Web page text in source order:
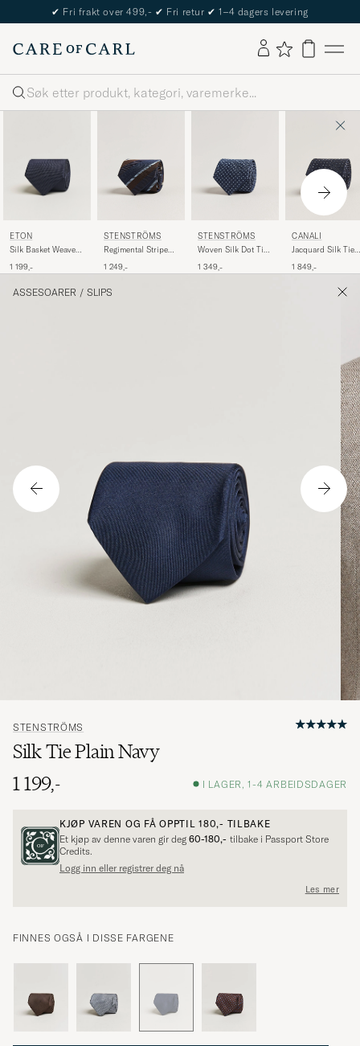
✔ Fri frakt over 499,- ✔ Fri retur ✔ 1–4 dagers levering
Søk
ETON
Silk Basket Weave
1 199,-
STENSTRÖMS
Regimental Stripe
1 249,-
STENSTRÖMS
Woven Silk Dot Tie
1 349,-
CANALI
Jacquard Silk Tie
1 849,-
ASSESOARER / SLIPS
STENSTRÖMS
Silk Tie Plain Navy
1 199,-
I LAGER, 1-4 ARBEIDSDAGER
KJØP VAREN OG FÅ OPPTIL180,- TILBAKE
Et kjøp av denne varen gir deg 60-180,- tilbake i Passport Store
Credits.
Logg inn eller registrer deg nå
Les mer
FINNES OGSÅ I DISSE FARGENE